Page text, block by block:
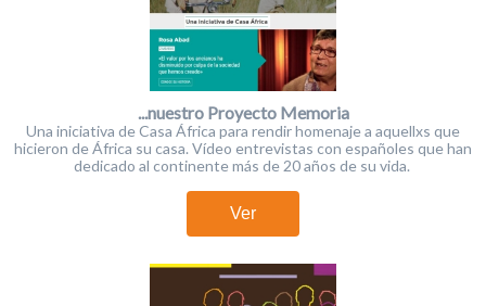
...nuestro Proyecto Memoria
Una iniciativa de Casa África para rendir homenaje a aquellxs que
hicieron de África su casa. Vídeo entrevistas con españoles que han
dedicado al continente más de 20 años de su vida.
Ver